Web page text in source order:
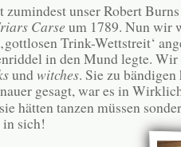
unser Robert
Carse um 1789. Nun wir
Trink-Wettstreit‘
in den Mund legte. Wir
undwitches. Sie zu
gesagt, war es in
hätten tanzen müssen
in sich!